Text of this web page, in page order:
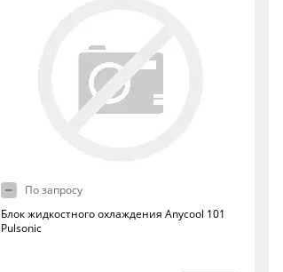
По запросу
Блок жидкостного охлаждения Anycool 101
Pulsonic